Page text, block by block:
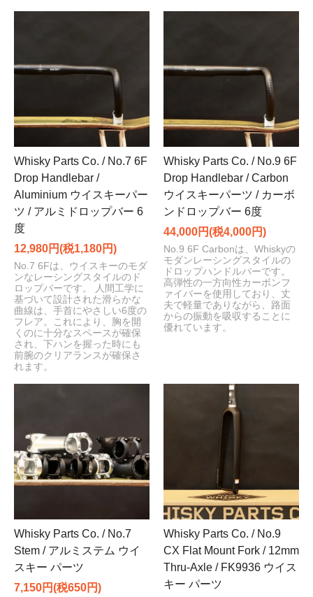
Whisky Parts Co. / No.7 6F
Drop Handlebar /
Aluminium ウイスキーパー
ツ / アルミドロップバー 6
度
12,980円(税1,180円)
No.7 6Fは、ウイスキーのモダ
ンなレーシングスタイルのド
ロップバーです。 人間工学に
基づいて設計された滑らかな
曲線は、手首にやさしい6度の
フレア。これにより、胸を開
くのに十分なスペースが確保
され、下ハンを握った時にも
前腕のクリアランスが確保さ
れます。
Whisky Parts Co. / No.9 6F
Drop Handlebar / Carbon
ウイスキーパーツ / カーボ
ンドロップバー 6度
44,000円(税4,000円)
No.9 6F Carbonは、Whiskyの
モダンレーシングスタイルの
ドロップハンドルバーです。
高弾性の一方向性カーボンフ
ァイバーを使用しており、丈
夫で軽量でありながら、路面
からの振動を吸収することに
優れています。
Whisky Parts Co. / No.7
Stem / アルミステム ウイ
スキー パーツ
7,150円(税650円)
Whisky Parts Co. / No.9
CX Flat Mount Fork / 12mm
Thru-Axle / FK9936 ウイス
キー パーツ